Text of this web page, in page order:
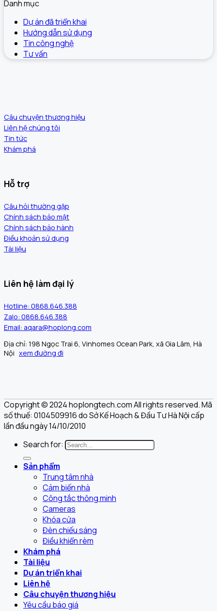
Danh mục
Dự án đã triển khai
Hướng dẫn sử dụng
Tin công nghệ
Tư vấn
Câu chuyện thương hiệu
Liên hệ chúng tôi
Tin tức
Khám phá
Hỗ trợ
Câu hỏi thường gặp
Chính sách bảo mật
Chính sách bảo hành
Điều khoản sử dụng
Tài liệu
Liên hệ làm đại lý
Hotline: 0868.646.388
Zalo: 0868.646.388
Email: aqara@hoplong.com
Địa chỉ: 198 Ngọc Trai 6, Vinhomes Ocean Park, xã Gia Lâm, Hà
Nội xem đường đi
Copyright © 2024 hoplongtech.com All rights reserved. Mã
số thuế: 0104509916 do Sở Kế Hoạch & Đầu Tư Hà Nội cấp
lần đầu ngày 14/10/2010
Search for:
Sản phẩm
Trung tâm nhà
Cảm biến nhà
Công tắc thông minh
Cameras
Khóa cửa
Đèn chiếu sáng
Điều khiển rèm
Khám phá
Tài liệu
Dự án triển khai
Liên hệ
Câu chuyện thương hiệu
Yêu cầu báo giá